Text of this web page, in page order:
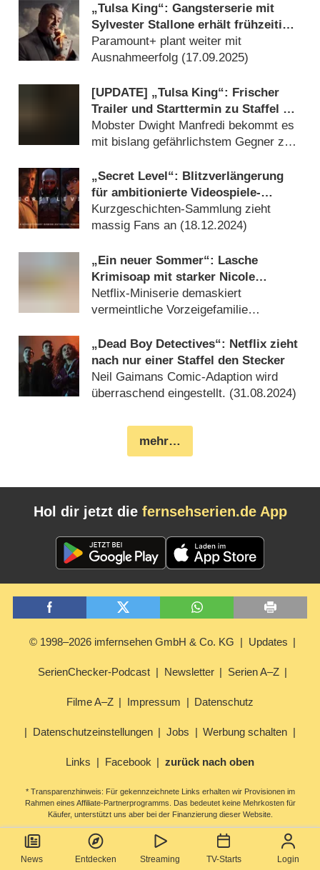
News Entdecken Streaming TV-Starts Login
„Tulsa King“: Gangsterserie mit
Sylvester Stallone erhält frühzeitige
Verlängerung
Paramount+ plant weiter mit
Ausnahmeerfolg (17.09.2025)
[UPDATE] „Tulsa King“: Frischer
Trailer und Starttermin zu Staffel 3
der Gangsterserie mit Sylvester
Stallone
Mobster Dwight Manfredi bekommt es
mit bislang gefährlichstem Gegner zu
„Secret Level“: Blitzverlängerung
für ambitionierte Videospiele-
Anthologie
Kurzgeschichten-Sammlung zieht
massig Fans an (18.12.2024)
„Ein neuer Sommer“: Lasche
Krimisoap mit starker Nicole
Kidman – Review
Netflix-Miniserie demaskiert
vermeintliche Vorzeigefamilie
„Dead Boy Detectives“: Netflix zieht
nach nur einer Staffel den Stecker
Neil Gaimans Comic-Adaption wird
überraschend eingestellt. (31.08.2024)
mehr…
Hol dir jetzt die fernsehserien.de App
© 1998–2026 imfernsehen GmbH & Co. KG Updates
SerienChecker-Podcast Newsletter Serien A–Z
Filme A–Z Impressum Datenschutz
Datenschutzeinstellungen Jobs Werbung schalten
Links Facebook zurück nach oben
* Transparenzhinweis: Für gekennzeichnete Links erhalten wir Provisionen im
Rahmen eines Affiliate-Partnerprogramms. Das bedeutet keine Mehrkosten für
Käufer, unterstützt uns aber bei der Finanzierung dieser Website.